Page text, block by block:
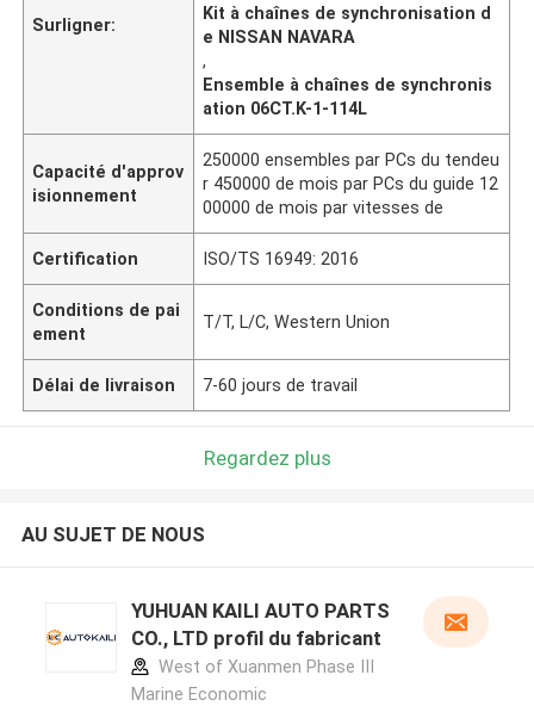
Surligner:
Kit à chaînes de synchronisation d
e NISSAN NAVARA
,
Ensemble à chaînes de synchronis
ation 06CT.K-1-114L
Capacité d'approv
isionnement
250000 ensembles par PCs du tendeu
r 450000 de mois par PCs du guide 12
00000 de mois par vitesses de
Certification ISO/TS 16949: 2016
Conditions de pai
ement
T/T, L/C, Western Union
Délai de livraison 7-60 jours de travail
Regardez plus
AU SUJET DE NOUS
YUHUAN KAILI AUTO PARTS
CO., LTD profil du fabricant
West of Xuanmen Phase III
Marine Economic